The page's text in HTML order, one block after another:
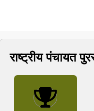
राष्ट्रीय पंचायत